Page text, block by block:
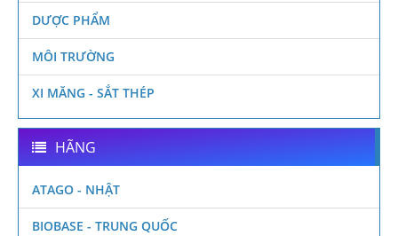
DƯỢC PHẨM
MÔI TRƯỜNG
XI MĂNG - SẮT THÉP
HÃNG
ATAGO - NHẬT
BIOBASE - TRUNG QUỐC